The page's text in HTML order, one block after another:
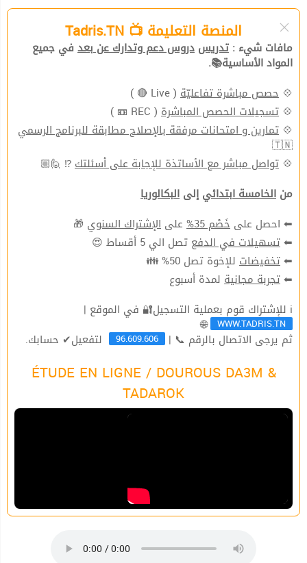
المنصة التعليمة 📺 Tadris.TN
مافات شيء : تدريس دروس دعم وتدارك عن بعد في جميع
المواد الأساسية📚.
💠 حصص مباشرة تفاعليّة ( Live 🔴 )
💠 تسجيلات الحصص المباشرة ( REC 📼 )
💠 تمارين و امتحانات مرفقة بالإصلاح مطابقة للبرنامج الرسمي
🇹🇳
💠 تواصل مباشر مع الأساتذة للإجابة على أسئلتك⁉ 🙋🏼
من الخامسة ابتدائي إلى البكالوريا
⬅ احصل على خَصْم 35% على الإشتراك السنوي 🎁
⬅تسهيلات في الدفع تصل الي 5 أقساط 😍
⬅تخفيضات للإخوة تصل 50% 👪
⬅تجربة مجانية لمدة أسبوع
ℹ للإشتراك قوم بعملية التسجيل🔐 في الموقع |
WWW.TADRIS.TN
🌐
ثم يرجى الاتصال بالرقم 📞 | 96.609.606 لتفعيل✔ حسابك.
ÉTUDE EN LIGNE / DOUROUS DA3M &
TADAROK